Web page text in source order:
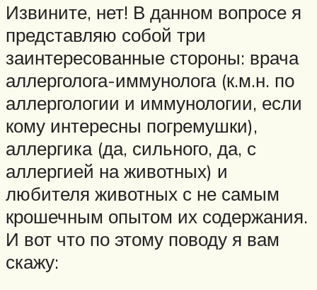
Извините, нет! В данном вопросе я
представляю собой три
заинтересованные стороны: врача
аллерголога-иммунолога (к.м.н. по
аллергологии и иммунологии, если
кому интересны погремушки),
аллергика (да, сильного, да, с
аллергией на животных) и
любителя животных с не самым
крошечным опытом их содержания.
И вот что по этому поводу я вам
скажу: